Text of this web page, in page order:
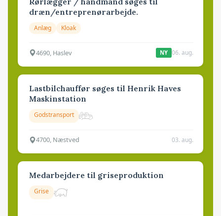
dræn/entreprenørarbejde.
Anlæg Kloak
4690, Haslev NY 06. aug.
Lastbilchauffør søges til Henrik Haves
Maskinstation
Godstransport
4700, Næstved 03. aug.
Medarbejdere til griseproduktion
Grise